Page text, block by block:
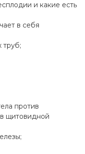
и какие есть
в себя
труб;
против
щитовидной